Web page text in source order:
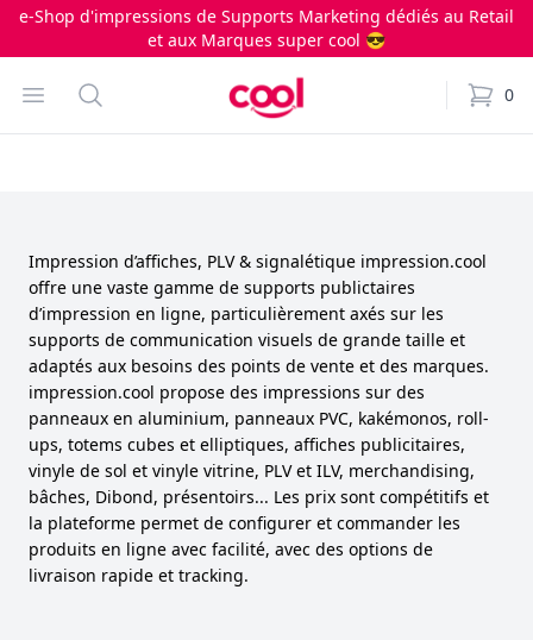
e-Shop d'impressions de Supports Marketing dédiés au Retail
et aux Marques super cool 😎
Open menu
Search
Impression.cool
0
items
Impression d’affiches, PLV & signalétique impression.cool
offre une vaste gamme de supports publictaires
d’impression en ligne, particulièrement axés sur les
supports de communication visuels de grande taille et
adaptés aux besoins des points de vente et des marques.
impression.cool propose des impressions sur des
panneaux en aluminium, panneaux PVC, kakémonos, roll-
ups, totems cubes et elliptiques, affiches publicitaires,
vinyle de sol et vinyle vitrine, PLV et ILV, merchandising,
bâches, Dibond, présentoirs... Les prix sont compétitifs et
la plateforme permet de configurer et commander les
produits en ligne avec facilité, avec des options de
livraison rapide et tracking.